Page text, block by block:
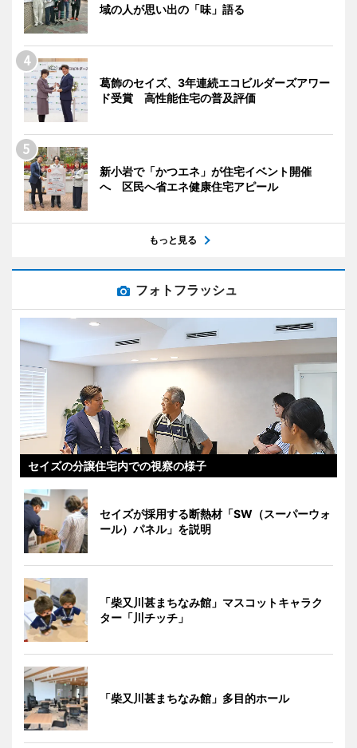
域の人が思い出の「味」語る
葛飾のセイズ、3年連続エコビルダーズアワー
ド受賞 高性能住宅の普及評価
新小岩で「かつエネ」が住宅イベント開催
へ 区民へ省エネ健康住宅アピール
もっと見る
フォトフラッシュ
セイズの分譲住宅内での視察の様子
セイズが採用する断熱材「SW（スーパーウォ
ール）パネル」を説明
「柴又川甚まちなみ館」マスコットキャラク
ター「川チッチ」
「柴又川甚まちなみ館」多目的ホール